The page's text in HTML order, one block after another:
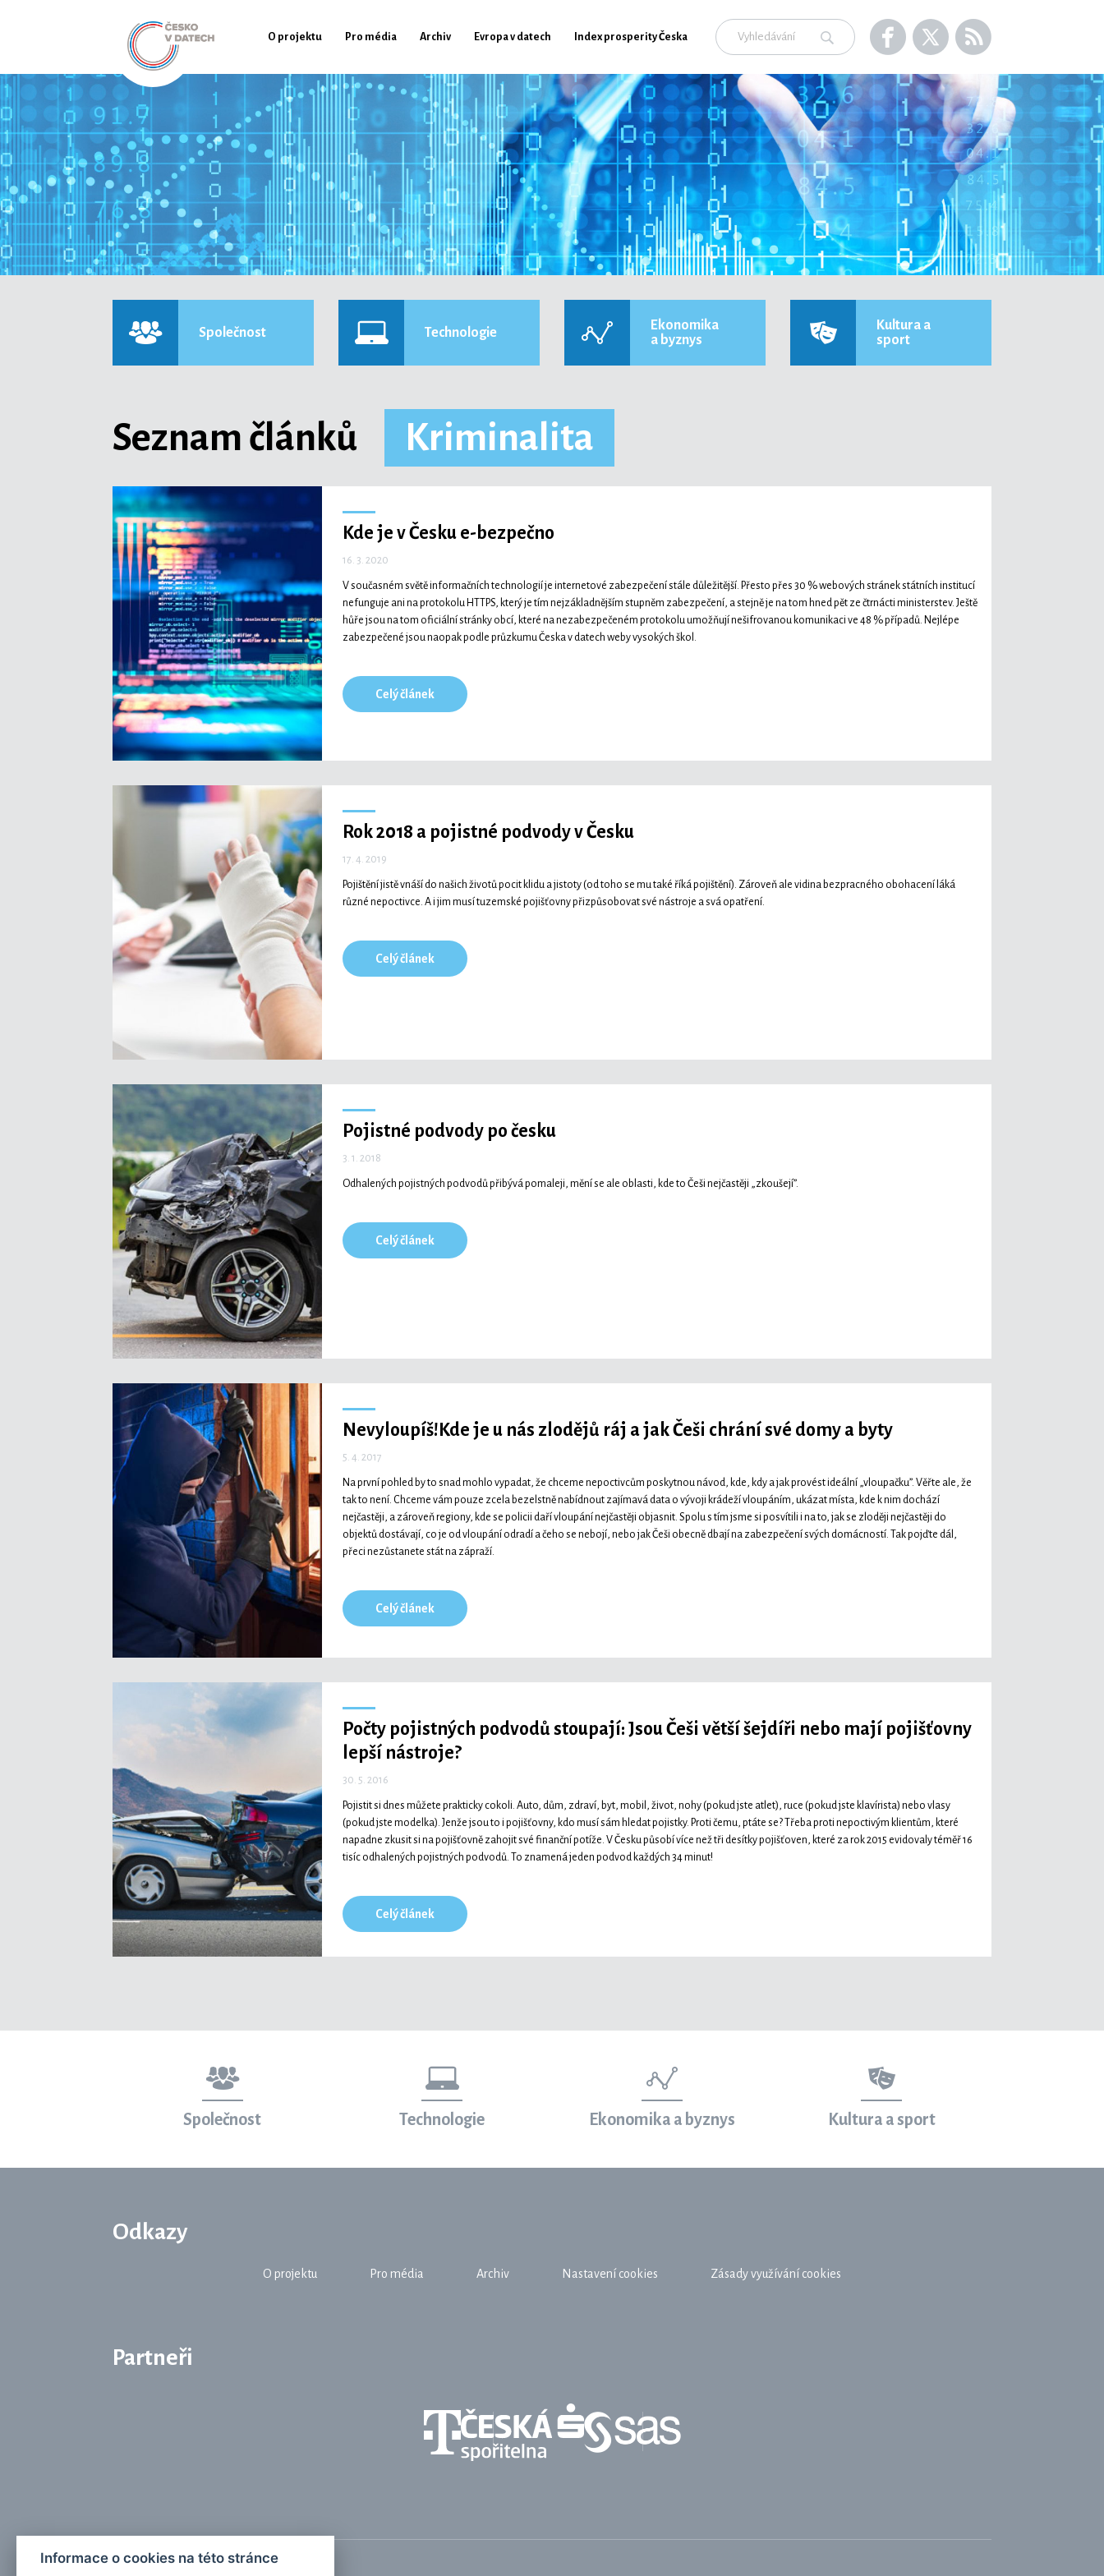
O projektu Pro média Archiv Evropa v datech Index prosperity Česka
Společnost Technologie
Ekonomika
a byznys
Kultura a
sport
Seznam článků Kriminalita
Kde je v Česku e-bezpečno
16. 3. 2020
V současném světě informačních technologií je internetové zabezpečení stále důležitější. Přesto přes 30 % webových stránek státních institucí
nefunguje ani na protokolu HTTPS, který je tím nejzákladnějším stupněm zabezpečení, a stejně je na tom hned pět ze čtrnácti ministerstev. Ještě
hůře jsou na tom oficiální stránky obcí, které na nezabezpečeném protokolu umožňují nešifrovanou komunikaci ve 48 % případů. Nejlépe
zabezpečené jsou naopak podle průzkumu Česka v datech weby vysokých škol.
Celý článek
Rok 2018 a pojistné podvody v Česku
17. 4. 2019
Pojištění jistě vnáší do našich životů pocit klidu a jistoty (od toho se mu také říká pojištění). Zároveň ale vidina bezpracného obohacení láká
různé nepoctivce. A i jim musí tuzemské pojišťovny přizpůsobovat své nástroje a svá opatření.
Celý článek
Pojistné podvody po česku
3. 1. 2018
Odhalených pojistných podvodů přibývá pomaleji, mění se ale oblasti, kde to Češi nejčastěji „zkoušejí”.
Celý článek
Nevyloupíš! Kde je u nás zlodějů ráj a jak Češi chrání své domy a byty
5. 4. 2017
Na první pohled by to snad mohlo vypadat, že chceme nepoctivcům poskytnou návod, kde, kdy a jak provést ideální „vloupačku”. Věřte ale, že
tak to není. Chceme vám pouze zcela bezelstně nabídnout zajímavá data o vývoji krádeží vloupáním, ukázat místa, kde k nim dochází
nejčastěji, a zároveň regiony, kde se policii daří vloupání nejčastěji objasnit. Spolu s tím jsme si posvítili i na to, jak se zloději nejčastěji do
objektů dostávají, co je od vloupání odradí a čeho se nebojí, nebo jak Češi obecně dbají na zabezpečení svých domácností. Tak pojďte dál,
přeci nezůstanete stát na zápraží.
Celý článek
Počty pojistných podvodů stoupají: Jsou Češi větší šejdíři nebo mají pojišťovny
lepší nástroje?
30. 5. 2016
Pojistit si dnes můžete prakticky cokoli. Auto, dům, zdraví, byt, mobil, život, nohy (pokud jste atlet), ruce (pokud jste klavírista) nebo vlasy
(pokud jste modelka). Jenže jsou to i pojišťovny, kdo musí sám hledat pojistky. Proti čemu, ptáte se? Třeba proti nepoctivým klientům, které
napadne zkusit si na pojišťovně zahojit své finanční potíže. V Česku působí více než tři desítky pojišťoven, které za rok 2015 evidovaly téměř 16
tisíc odhalených pojistných podvodů. To znamená jeden podvod každých 34 minut!
Celý článek
Společnost Technologie Ekonomika a byznys Kultura a sport
Odkazy
O projektu Pro média Archiv Nastavení cookies Zásady využívání cookies
Partneři
Informace o cookies na této stránce